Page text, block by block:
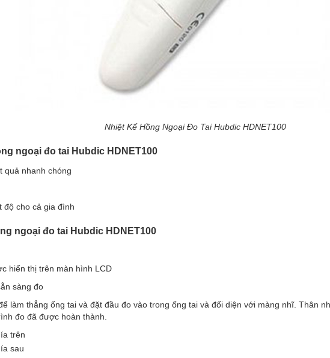
Nhiệt Kế Hồng Ngoại Đo Tai Hubdic HDNET100
ngoại đo tai Hubdic HDNET100
quả nhanh chóng
độ cho cả gia đình
ngoại đo tai Hubdic HDNET100
hiển thị trên màn hình LCD
sàng đo
làm thẳng ống tai và đặt đầu đo vào trong ống tai và đối diện với màng nhĩ. Thân
đo đã được hoàn thành.
trên
sau